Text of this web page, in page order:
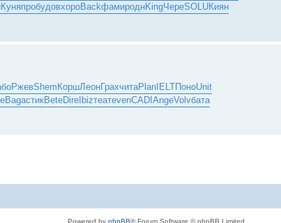
КуняпробудовхороBackфамироднKingЧереSOLUКиян
РжевShem КоршЛеонГрахчитаPlan IELTПоноUnit
BagaстикBeteDire IbizтеатevenCADI AngeVolvбата
Powered by phpBB® Forum Software © phpBB Limited